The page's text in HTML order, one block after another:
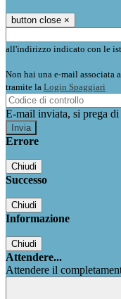
button close ×
all'indirizzo indicato con le
Non hai una e-mail associata
tramite la Login Spaggiari
E-mail inviata, si prega
Errore
Chiudi
Successo
Chiudi
Informazione
Chiudi
Attendere...
Attendere il